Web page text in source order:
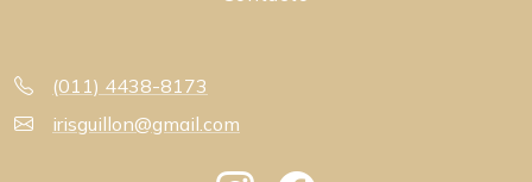
(011) 4438-8173
irisguillon@gmail.com